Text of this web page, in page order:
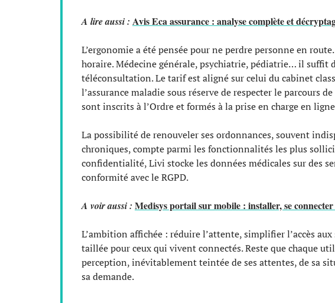
A lire aussi : Avis Eca assurance : analyse complète et
L’ergonomie a été pensée pour ne perdre personne en
horaire. Médecine générale, psychiatrie, pédiatrie… il suffit
téléconsultation. Le tarif est aligné sur celui du cabinet
l’assurance maladie sous réserve de respecter le parcours
sont inscrits à l’Ordre et formés à la prise en charge en
La possibilité de renouveler ses ordonnances, souvent
chroniques, compte parmi les fonctionnalités les plus
confidentialité, Livi stocke les données médicales sur des
conformité avec le RGPD.
A voir aussi : Medisys portail sur mobile : installer, se
L’ambition affichée : réduire l’attente, simplifier l’accès
taillée pour ceux qui vivent connectés. Reste que chaque
perception, inévitablement teintée de ses attentes, de sa
sa demande.